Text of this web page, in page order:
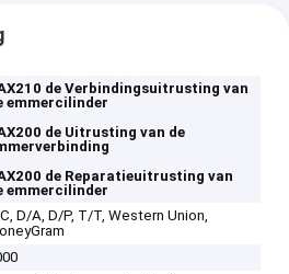
de Verbindingsuitrusting van
emmercilinder
de Uitrusting van de
de Reparatieuitrusting van
emmercilinder
D/A, D/P, T/T, Western Union,